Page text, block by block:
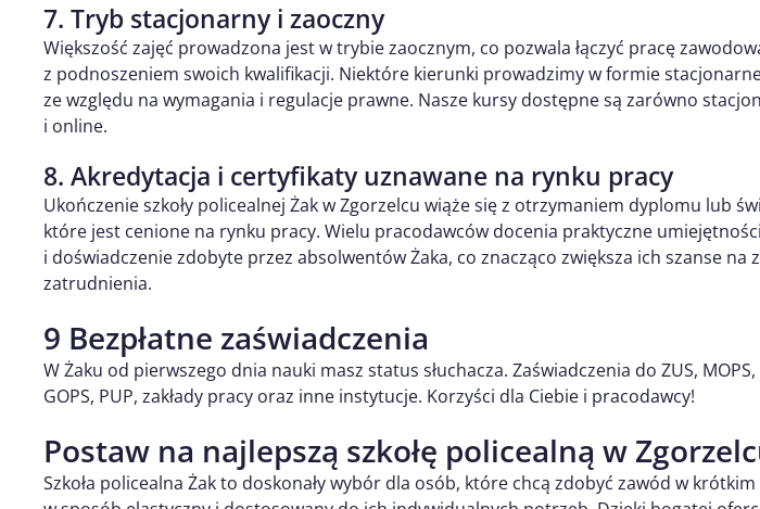
7. Tryb stacjonarny i zaoczny
Większość zajęć prowadzona jest w trybie zaocznym, co pozwala łączyć pracę
z podnoszeniem swoich kwalifikacji. Niektóre kierunki prowadzimy w formie
ze względu na wymagania i regulacje prawne. Nasze kursy dostępne są zarówno
i online.
8. Akredytacja i certyfikaty uznawane na rynku pracy
Ukończenie szkoły policealnej Żak w Zgorzelcu wiąże się z otrzymaniem dyplomu lub
które jest cenione na rynku pracy. Wielu pracodawców docenia praktyczne umiejętności
i doświadczenie zdobyte przez absolwentów Żaka, co znacząco zwiększa ich szanse na
zatrudnienia.
9 Bezpłatne zaświadczenia
W Żaku od pierwszego dnia nauki masz status słuchacza. Zaświadczenia do ZUS, MOPS,
GOPS, PUP, zakłady pracy oraz inne instytucje. Korzyści dla Ciebie i pracodawcy!
Postaw na najlepszą szkołę policealną w
Szkoła policealna Żak to doskonały wybór dla osób, które chcą zdobyć zawód w krótkim